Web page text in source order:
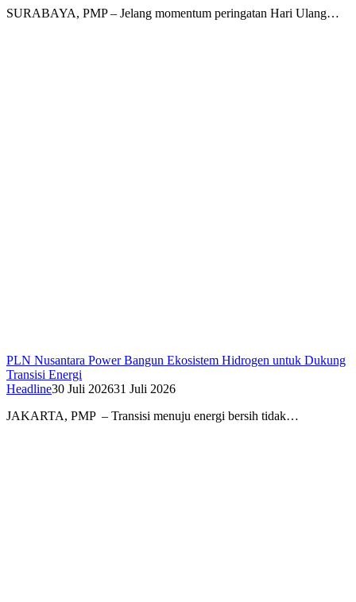
SURABAYA, PMP – Jelang momentum peringatan Hari Ulang…
PLN Nusantara Power Bangun Ekosistem Hidrogen untuk Dukung
Transisi Energi
Headline30 Juli 202631 Juli 2026
JAKARTA, PMP – Transisi menuju energi bersih tidak…